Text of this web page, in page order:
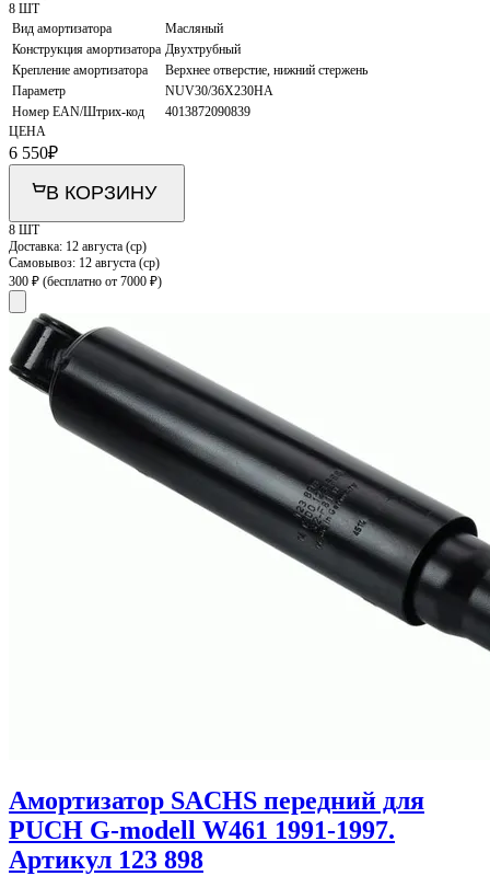
8 ШТ
Вид амортизатора
Масляный
Конструкция амортизатора Двухтрубный
Крепление амортизатора
Верхнее отверстие, нижний стержень
Параметр
NUV30/36X230HA
Номер EAN/Штрих-код
4013872090839
ЦЕНА
6 550₽
В КОРЗИНУ
8 ШТ
Доставка: 12 августа (ср)
Самовывоз: 12 августа (ср)
300 ₽ (бесплатно от 7000 ₽)
Амортизатор SACHS передний для
PUCH G-modell W461 1991-1997.
Артикул 123 898